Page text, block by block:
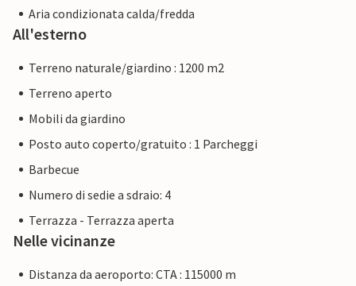
Aria condizionata calda/fredda
All'esterno
Terreno naturale/giardino : 1200 m2
Terreno aperto
Mobili da giardino
Posto auto coperto/gratuito : 1 Parcheggi
Barbecue
Numero di sedie a sdraio: 4
Terrazza - Terrazza aperta
Nelle vicinanze
Distanza da aeroporto: CTA : 115000 m